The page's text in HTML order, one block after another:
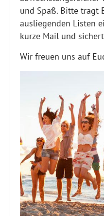
und Spaß. Bitte tragt
ausliegenden Listen
kurze Mail und
Wir freuen uns auf